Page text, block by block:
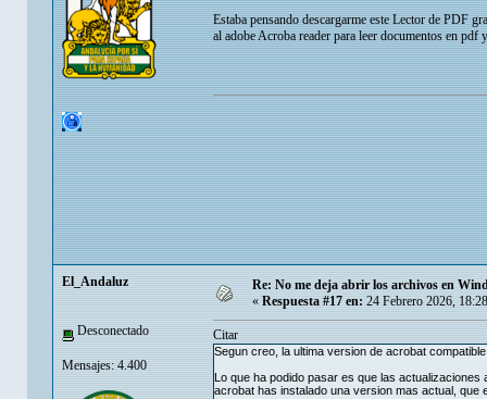
Estaba pensando descargarme este Lector de PDF
al adobe Acroba reader para leer documentos en pdf
El_Andaluz
Desconectado
Mensajes: 4.400
Re: No me deja abrir los archivos en
« Respuesta #17 en: 24 Febrero 2026,
Citar
Segun creo, la ultima version de acrobat
Lo que ha podido pasar es que las
acrobat has instalado una version mas actual, que